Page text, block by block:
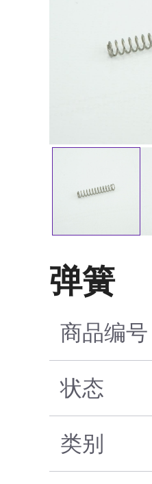
弹簧
商品编号
状态
类别